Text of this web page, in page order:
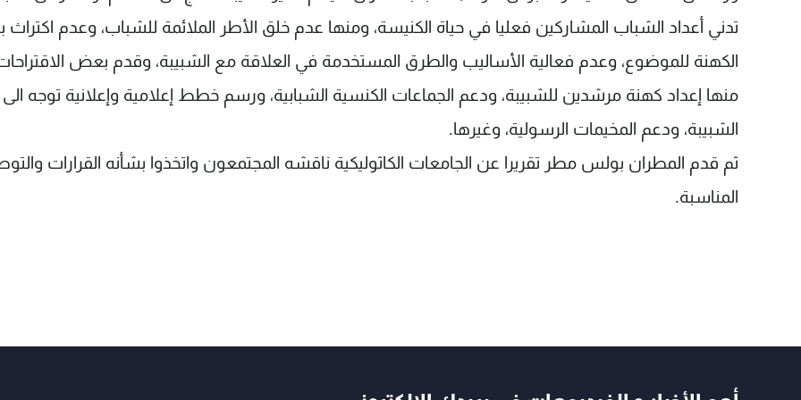
تدني أعداد الشباب المشاركين فعليا في حياة الكنيسة، ومنها عدم خلق الأطر الملائمة للشباب، وعدم
الكهنة للموضوع، وعدم فعالية الأساليب والطرق المستخدمة في العلاقة مع الشبيبة، وقدم بعض
منها إعداد كهنة مرشدين للشبيبة، ودعم الجماعات الكنسية الشبابية، ورسم خطط إعلامية وإعلانية توجه الى
الشبيبة، ودعم المخيمات الرسولية، وغيرها.
ثم قدم المطران بولس مطر تقريرا عن الجامعات الكاثوليكية ناقشه المجتمعون واتخذوا بشأنه القرارات
المناسبة.